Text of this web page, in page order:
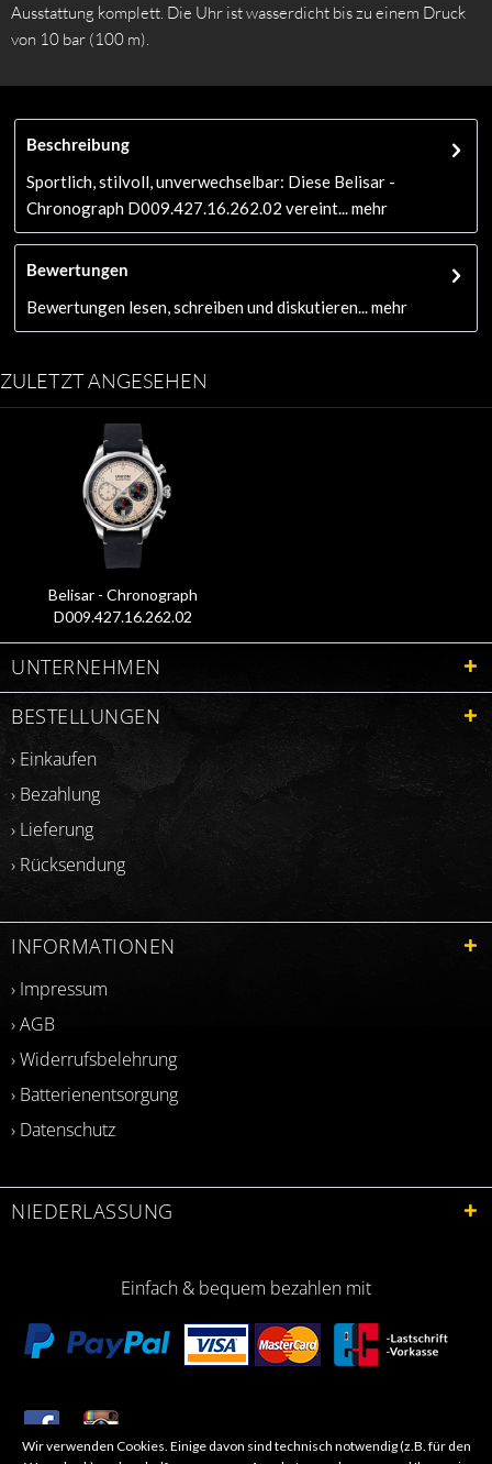
Ausstattung komplett. Die Uhr ist wasserdicht bis zu einem Druck
von 10 bar (100 m).
Beschreibung
Sportlich, stilvoll, unverwechselbar: Diese Belisar -
Chronograph D009.427.16.262.02 vereint...
mehr
Bewertungen
Bewertungen lesen, schreiben und diskutieren...
mehr
ZULETZT ANGESEHEN
Belisar - Chronograph
D009.427.16.262.02
UNTERNEHMEN
BESTELLUNGEN
› Einkaufen
› Bezahlung
› Lieferung
› Rücksendung
INFORMATIONEN
› Impressum
› AGB
› Widerrufsbelehrung
› Batterienentsorgung
› Datenschutz
NIEDERLASSUNG
Einfach & bequem bezahlen mit
​Letzte Aktualisierung: 06.2026
Wir verwenden Cookies. Einige davon sind technisch notwendig (z.B. für den